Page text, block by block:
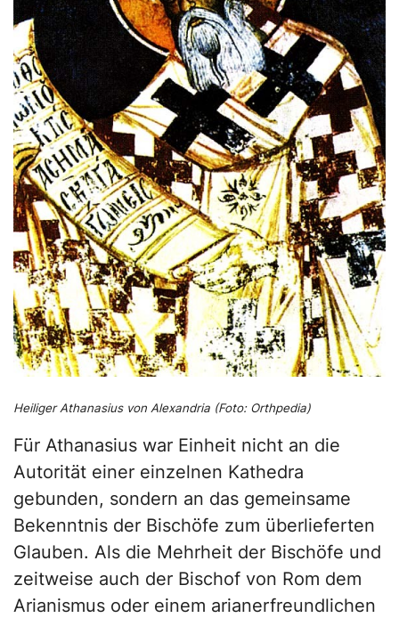
Heiliger Athanasius von Alexandria (Foto: Orthpedia)
Für Athanasius war Einheit nicht an die
Autorität einer einzelnen Kathedra
gebunden, sondern an das gemeinsame
Bekenntnis der Bischöfe zum überlieferten
Glauben. Als die Mehrheit der Bischöfe und
zeitweise auch der Bischof von Rom dem
Arianismus oder einem arianerfreundlichen